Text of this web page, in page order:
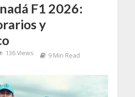
F1 2026:
y
136 Views 9 Min Read